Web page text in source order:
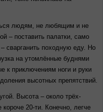
людям, не любящим и не
– поставить палатки, само
сварганить походную еду. Но
на утомлённые буднями
к приключениям ноги и руки
высотных препятствий.
Высота – около трёх-
20-ти. Конечно, легче